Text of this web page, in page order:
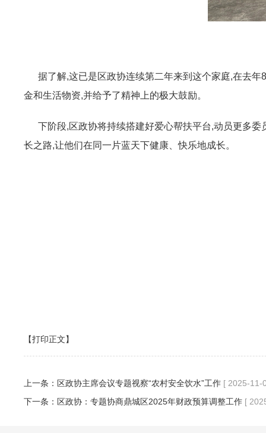
据了解,这已是区政协连续第二年来到这个家庭,在去年
金和生活物资,并给予了精神上的极大鼓励。
下阶段,区政协将持续搭建好爱心帮扶平台,动员更多委
长之路,让他们在同一片蓝天下健康、快乐地成长。
【打印正文】
上一条： 区政协主席会议专题视察“农村安全饮水”工作 [ 2025-11-
下一条： 区政协：专题协商鼎城区2025年财政预算调整工作 [